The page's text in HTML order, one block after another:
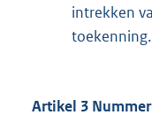
intrekken
toekenning.
Artikel 3